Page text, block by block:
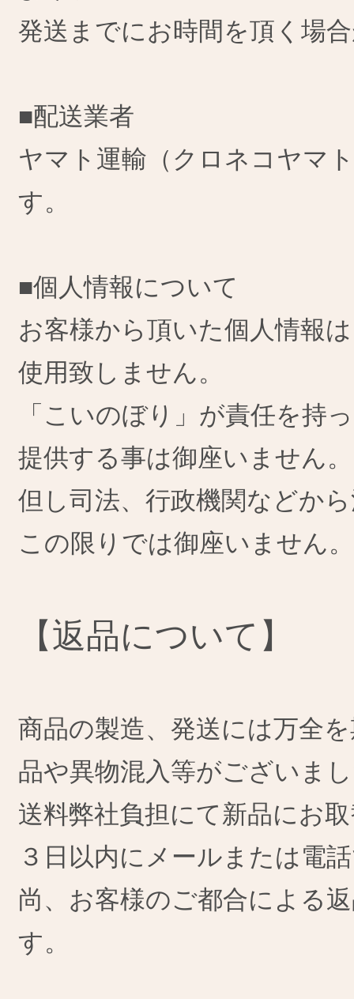
発送までにお時間を頂く場
■配送業者
ヤマト運輸（クロネコヤマ
す。
■個人情報について
お客様から頂いた個人情報
使用致しません。
「こいのぼり」が責任を持
提供する事は御座いません。
但し司法、行政機関などか
この限りでは御座いません。
【返品について】
商品の製造、発送には万全
品や異物混入等がございま
送料弊社負担にて新品にお
３日以内にメールまたは電
尚、お客様のご都合による
す。